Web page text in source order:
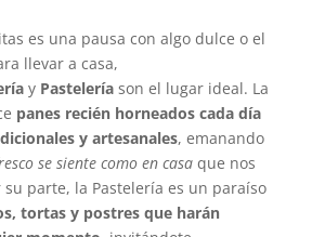
es una pausa con algo dulce o el
llevar a casa,
y Pasteleríason el lugar ideal. La
panes recién horneados cada día
y artesanales, emanando
se siente como en casaque nos
su parte, la Pastelería es un paraíso
tortas y postres que harán